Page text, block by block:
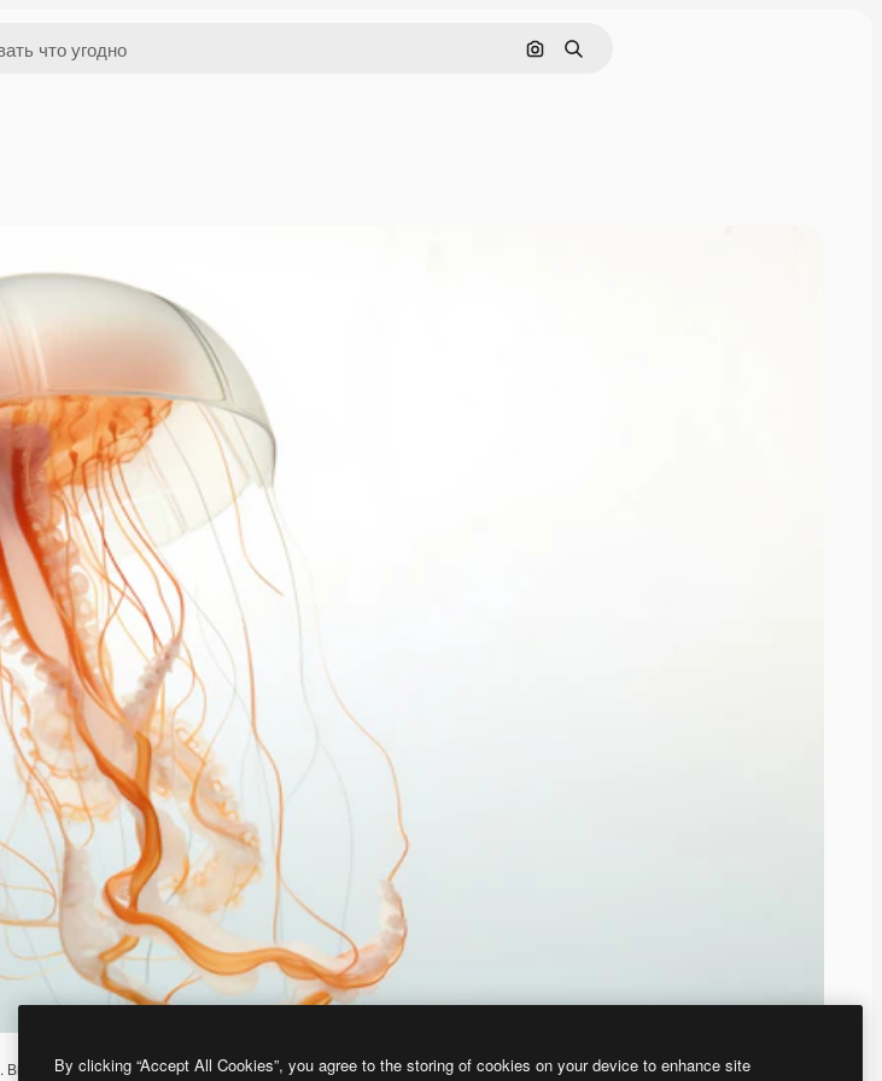
Поиск по изображению
Поиск
. Вы можете создать свой собственный с помощью нашего генератора изображений на основе ИИ.
By clicking “Accept All Cookies”, you agree to the storing of cookies on your device to enhance site